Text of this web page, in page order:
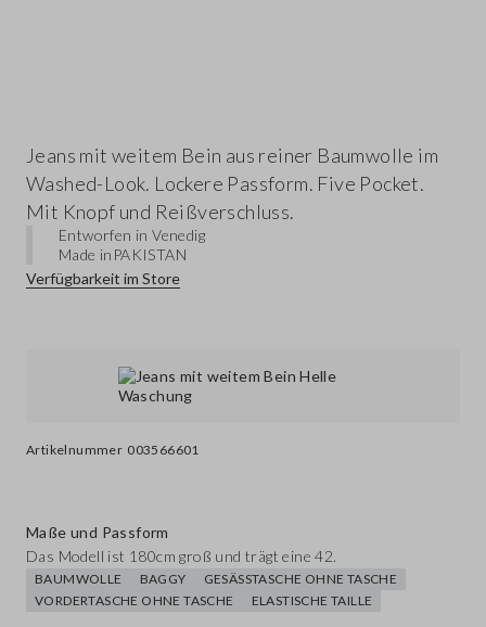
Artikelnummer 003566601
Jeans mit weitem Bein aus reiner Baumwolle im
Washed-Look. Lockere Passform. Five Pocket.
Mit Knopf und Reißverschluss.
Entworfen in Venedig
Made in PAKISTAN
Verfügbarkeit im Store
Maße und Passform
Das Modell ist 180cm groß und trägt eine 42.
BAUMWOLLE BAGGY
GESÄSSTASCHE OHNE TASCHE
VORDERTASCHE OHNE TASCHE
ELASTISCHE TAILLE